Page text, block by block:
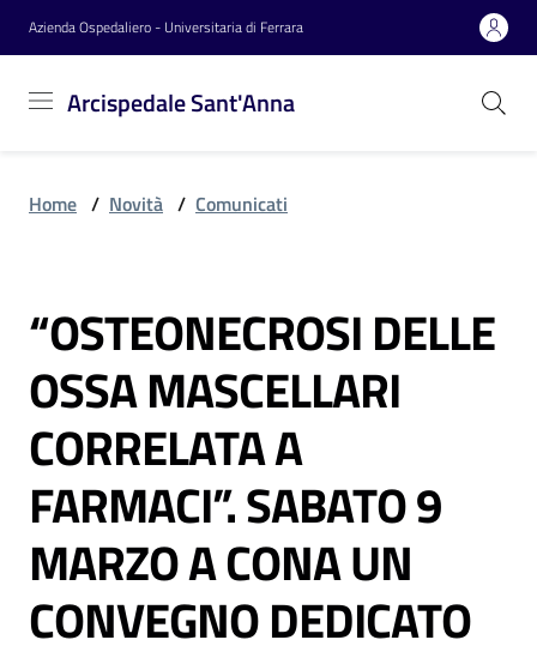
Vai al contenuto
Vai alla navigazione
Vai al footer
Azienda Ospedaliero - Universitaria di Ferrara
Arcispedale Sant'Anna
Sant'Anna
Azienda
Servizi
Reparti
Novità
Home / Novità / Comunicati
Salta al contenuto
“OSTEONECROSI DELLE
OSSA MASCELLARI
CORRELATA A
FARMACI”. SABATO 9
MARZO A CONA UN
CONVEGNO DEDICATO